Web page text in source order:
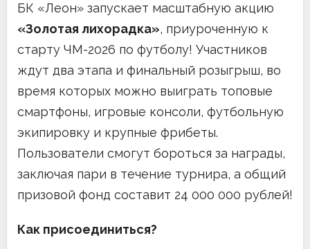
БК «Леон» запускает масштабную акцию
«Золотая лихорадка», приуроченную к
старту ЧМ-2026 по футболу! Участников
ждут два этапа и финальный розыгрыш, во
время которых можно выиграть топовые
смартфоны, игровые консоли, футбольную
экипировку и крупные фрибеты.
Пользователи смогут бороться за награды,
заключая пари в течение турнира, а общий
призовой фонд составит 24 000 000 рублей!
Как присоединиться?